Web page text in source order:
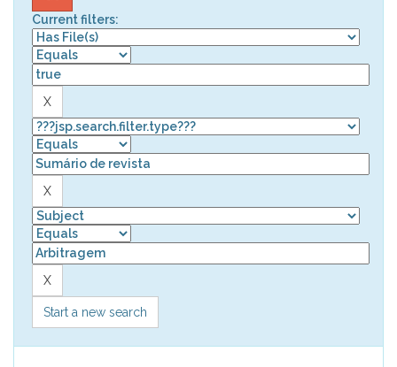
Current filters:
Start a new search